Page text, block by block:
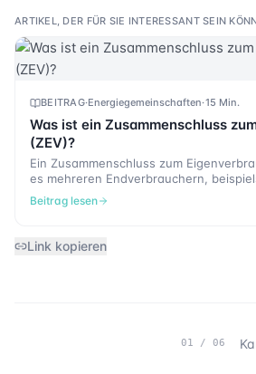
ARTIKEL, DER FÜR SIE INTERESSANT SEIN
BEITRAG·Energiegemeinschaften·15 Min.
Was ist ein Zusammenschluss
(ZEV)?
Ein Zusammenschluss zum
es mehreren Endverbrauchern,
Bewohnenden eines
Unternehmen in einem
Statt den erzeugten Solarstrom direkt
Stromnetz einzuspeisen, wird er
Beitrag lesen
Link kopieren
01 / 06